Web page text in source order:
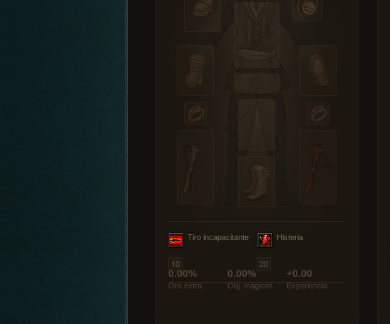
Tiro incapacitante Histeria
0.00%
Oro extra
0.00%
Obj. mágicos
+0.00
Experiencia